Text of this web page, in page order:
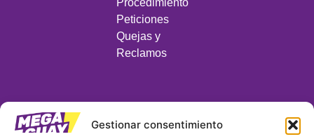
Gestionar consentimiento
Procedimiento
Peticiones
Quejas y
Reclamos